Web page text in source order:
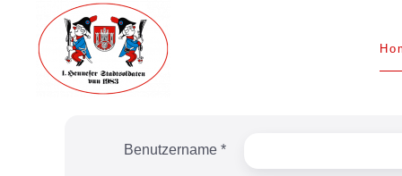
Skip to main content
Benutzername *